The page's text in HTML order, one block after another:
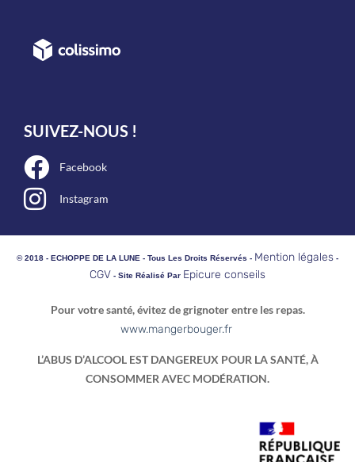
SUIVEZ-NOUS !
Facebook
Instagram
© 2018 - ECHOPPE DE LA LUNE - Tous Les Droits Réservés - Mention légales -
CGV - Site Réalisé Par Epicure conseils
Pour votre santé, évitez de grignoter entre les repas.
www.mangerbouger.fr
L’ABUS D’ALCOOL EST DANGEREUX POUR LA SANTÉ, À
CONSOMMER AVEC MODÉRATION.